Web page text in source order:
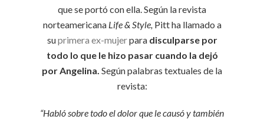
que se portó con ella. Según la revista
norteamericana Life & Style, Pitt ha llamado a
suprimera ex-mujerpara disculparse por
todo lo que le hizo pasar cuando la dejó
por Angelina. Según palabras textuales de la
revista:
“Habló sobre todo el dolor que le causó y también